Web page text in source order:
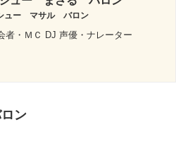
ュー マサル バロン
者・ＭＣ DJ 声優・ナレーター
ン